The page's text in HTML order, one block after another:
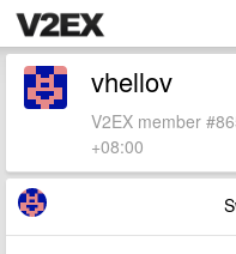
vhellov
V2EX member
+08:00